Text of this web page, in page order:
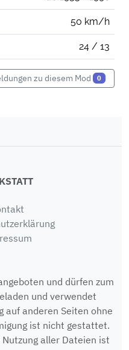
50 km/h
24 / 13
zu diesem Mod 0
und dürfen zum
und verwendet
auf anderen Seiten ohne
ist nicht gestattet.
aller Dateien ist